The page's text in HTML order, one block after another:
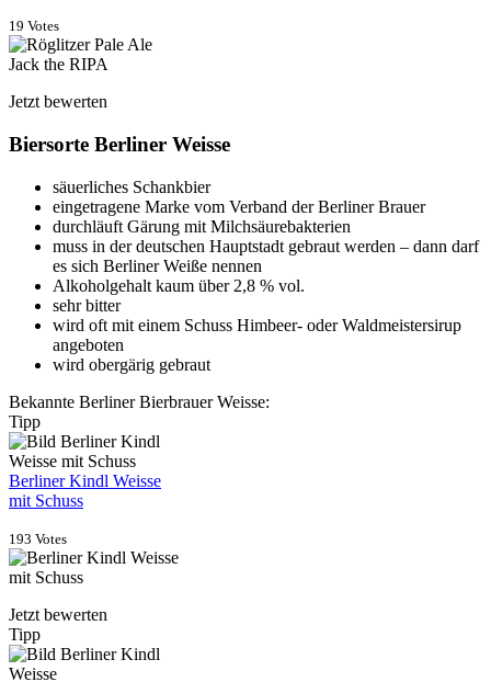
19 Votes
Jetzt bewerten
Biersorte Berliner Weisse
säuerliches Schankbier
eingetragene Marke vom Verband der Berliner Brauer
durchläuft Gärung mit Milchsäurebakterien
muss in der deutschen Hauptstadt gebraut werden – dann darf
es sich Berliner Weiße nennen
Alkoholgehalt kaum über 2,8 % vol.
sehr bitter
wird oft mit einem Schuss Himbeer- oder Waldmeistersirup
angeboten
wird obergärig gebraut
Bekannte Berliner Bierbrauer Weisse:
Tipp
Berliner Kindl Weisse
mit Schuss
193 Votes
Jetzt bewerten
Tipp